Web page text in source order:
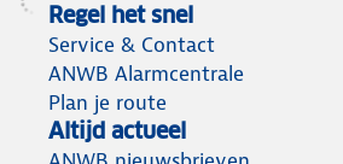
Regel het snel
Service & Contact
ANWB Alarmcentrale
Plan je route
Altijd actueel